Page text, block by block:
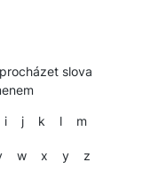
slova
i j k l m
w x y z